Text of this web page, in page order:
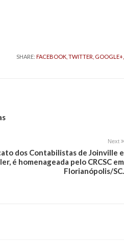
SHARE: FACEBOOK, TWITTER, GOOGLE+,
Next
dos Contabilistas de Joinville e
é homenageada pelo CRCSC em
Florianópolis/SC.